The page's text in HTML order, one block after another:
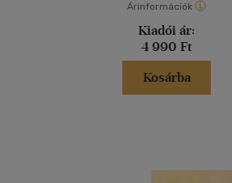
Árinformációk
Kiadói ár:
4 990 Ft
Kosárba